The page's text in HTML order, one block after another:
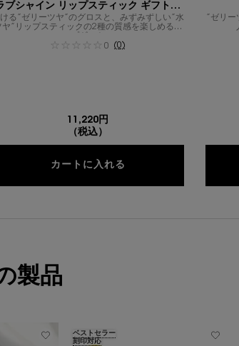
カラー YSL ラブシャイン グロスプランパー、1/13
スタルブルー のカラー YSL ラブシャイン グロスプランパー
フトなラベンダーシェード のカラー YSL ラブシャイン グ
透明感と多幸感を引き込む血色ピンク のカラー YSL ラブシ
、柔らかなキャンディピンク のカラー YSL ラブシャイン
ュアルで深みのあるハニーブラウン のカラー YSL ラブシャ
シャイン 【ラメ入り】 ヘルシーに染め上げるオレンジ ウォ
ターダスト 【ラメ入り】 モードに煌めくスターダストブ
リー スター - 甘酸っぱい誘惑のストロベリーレッド のカラ
グロスプランパー
ブシャイン リップスティック ギフトセ
ット
る”ゼリーツヤ”のグロスと、みずみずしい”水
ヤ”リップスティックの2種の質感を楽しめるリ
0
(0)
11,220円
（税込）
カートに入れる YSL ラブシャイン グ
”ゼリー
製品
ベストセラー
刻印対応